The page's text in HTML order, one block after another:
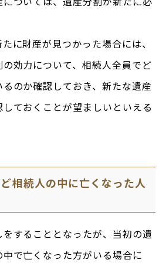
に財産が見つかった場合には、
効力について、相続人全員でど
のか確認しておき、新たな遺産
ておくことが望ましいといえる
相続人の中に亡くなった人
することとなったが、当初の遺
で亡くなった方がいる場合に